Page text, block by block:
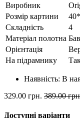
Виробник
Розмір картини
Складність
4
Матеріал полотна
Орієнтація
На підрамнику
Наявність: В
329.00 грн. 389.00
Доступні варіанти